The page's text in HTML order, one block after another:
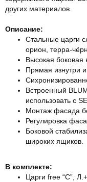
других материалов.
Описание:
Стальные царги
орион, терра-
Высокая боковая
Прямая изнутри
Встроенный
использовать с
Монтаж фасада
Регулировка
Боковой
широких ящиков.
В комплекте:
Царги free “C”,